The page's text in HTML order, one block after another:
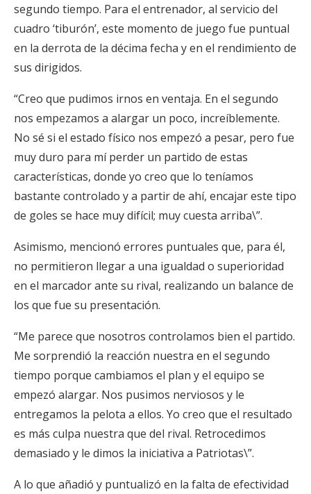
segundo tiempo. Para el entrenador, al servicio del
cuadro ‘tiburón’, este momento de juego fue puntual
en la derrota de la décima fecha y en el rendimiento de
sus dirigidos.
“Creo que pudimos irnos en ventaja. En el segundo
nos empezamos a alargar un poco, increíblemente.
No sé si el estado físico nos empezó a pesar, pero fue
muy duro para mí perder un partido de estas
características, donde yo creo que lo teníamos
bastante controlado y a partir de ahí, encajar este tipo
de goles se hace muy difícil; muy cuesta arriba\”.
Asimismo, mencionó errores puntuales que, para él,
no permitieron llegar a una igualdad o superioridad
en el marcador ante su rival, realizando un balance de
los que fue su presentación.
“Me parece que nosotros controlamos bien el partido.
Me sorprendió la reacción nuestra en el segundo
tiempo porque cambiamos el plan y el equipo se
empezó alargar. Nos pusimos nerviosos y le
entregamos la pelota a ellos. Yo creo que el resultado
es más culpa nuestra que del rival. Retrocedimos
demasiado y le dimos la iniciativa a Patriotas\”.
A lo que añadió y puntualizó en la falta de efectividad